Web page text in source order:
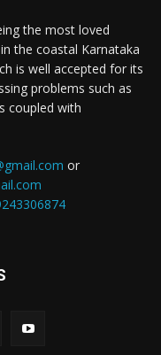
the most loved
the coastal Karnataka
is well accepted for its
problems such as
coupled with
or